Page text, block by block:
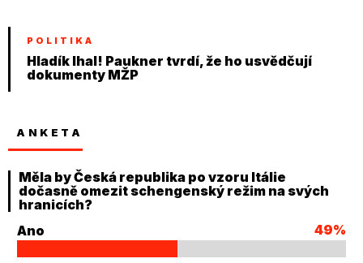
POLITIKA
Hladík lhal! Paukner tvrdí, že ho usvědčují
dokumenty MŽP
ANKETA
Měla by Česká republika po vzoru Itálie
dočasně omezit schengenský režim na svých
hranicích?
Ano
49%